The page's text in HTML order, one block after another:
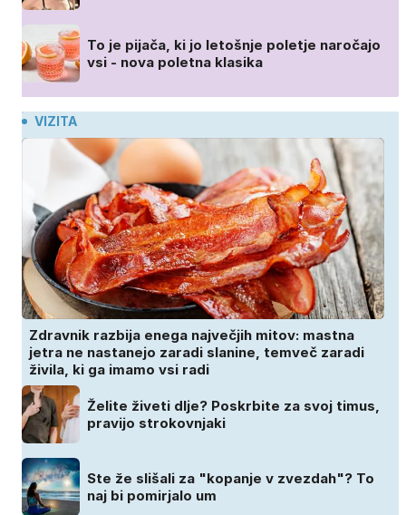
To je pijača, ki jo letošnje poletje naročajo
vsi - nova poletna klasika
VIZITA
Zdravnik razbija enega največjih mitov: mastna
jetra ne nastanejo zaradi slanine, temveč zaradi
živila, ki ga imamo vsi radi
Želite živeti dlje? Poskrbite za svoj timus,
pravijo strokovnjaki
Ste že slišali za "kopanje v zvezdah"? To
naj bi pomirjalo um